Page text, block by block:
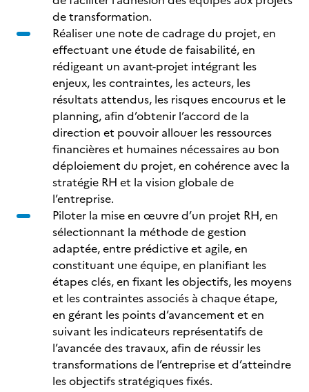
de transformation.
Réaliser une note de cadrage du projet, en
effectuant une étude de faisabilité, en
rédigeant un avant-projet intégrant les
enjeux, les contraintes, les acteurs, les
résultats attendus, les risques encourus et le
planning, afin d’obtenir l’accord de la
direction et pouvoir allouer les ressources
financières et humaines nécessaires au bon
déploiement du projet, en cohérence avec la
stratégie RH et la vision globale de
l’entreprise.
Piloter la mise en œuvre d’un projet RH, en
sélectionnant la méthode de gestion
adaptée, entre prédictive et agile, en
constituant une équipe, en planifiant les
étapes clés, en fixant les objectifs, les moyens
et les contraintes associés à chaque étape,
en gérant les points d’avancement et en
suivant les indicateurs représentatifs de
l’avancée des travaux, afin de réussir les
transformations de l’entreprise et d’atteindre
les objectifs stratégiques fixés.